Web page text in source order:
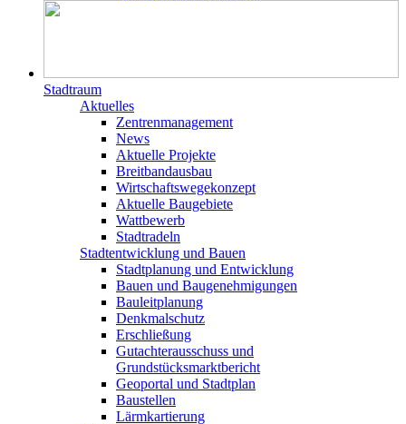
Stadtraum
Aktuelles
Zentrenmanagement
News
Aktuelle Projekte
Breitbandausbau
Wirtschaftswegekonzept
Aktuelle Baugebiete
Wattbewerb
Stadtradeln
Stadtentwicklung und Bauen
Stadtplanung und Entwicklung
Bauen und Baugenehmigungen
Bauleitplanung
Denkmalschutz
Erschließung
Gutachterausschuss und
Grundstücksmarktbericht
Geoportal und Stadtplan
Baustellen
Lärmkartierung